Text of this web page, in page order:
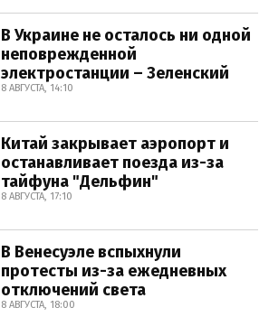
В Украине не осталось ни одной
неповрежденной
электростанции – Зеленский
8 АВГУСТА, 14:10
Китай закрывает аэропорт и
останавливает поезда из-за
тайфуна "Дельфин"
8 АВГУСТА, 17:10
В Венесуэле вспыхнули
протесты из-за ежедневных
отключений света
8 АВГУСТА, 18:00